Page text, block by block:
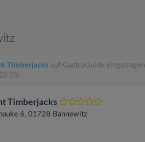
Timberjacks auf GastroGuide eingetragen
Timberjacks
6, 01728 Bannewitz